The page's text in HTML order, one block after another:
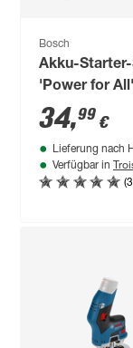
Bosch
Akku-
'Power for All'
Ladegerät
18 V, 2,5 Ah
34,99 €
Lieferung nach
Verfügbar in